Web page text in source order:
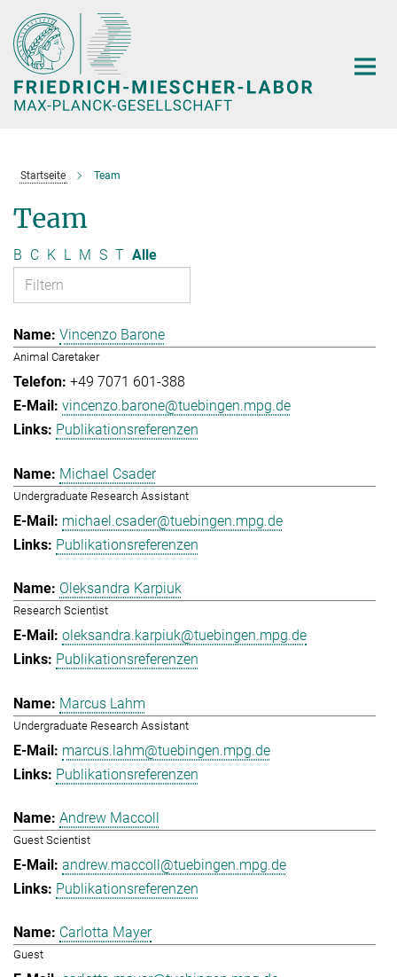
Hauptinhalt
Startseite Team
Team
B C K L M S T Alle
Vincenzo Barone
Animal Caretaker
+49 7071 601-388
vincenzo.barone@tuebingen.mpg.de
Publikationsreferenzen
Michael Csader
Undergraduate Research Assistant
michael.csader@tuebingen.mpg.de
Publikationsreferenzen
Oleksandra Karpiuk
Research Scientist
oleksandra.karpiuk@tuebingen.mpg.de
Publikationsreferenzen
Marcus Lahm
Undergraduate Research Assistant
marcus.lahm@tuebingen.mpg.de
Publikationsreferenzen
Andrew Maccoll
Guest Scientist
andrew.maccoll@tuebingen.mpg.de
Publikationsreferenzen
Carlotta Mayer
Guest